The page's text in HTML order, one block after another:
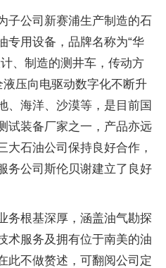
子公司新赛浦生产制造的石
专用设备，品牌名称为“华
、制造的测井车，传动方
压向电驱动数字化不断升
、海洋、沙漠等，是目前国
试装备厂家之一，产品亦远
大石油公司保持良好合作，
务公司斯伦贝谢建立了良好
务根基深厚，涵盖油气勘探
术服务及拥有位于南美的油
此不做赘述，可翻阅公司定